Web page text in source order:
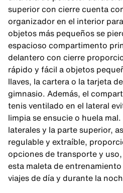
superior con cierre cuenta
organizador en el interior
objetos más pequeños se
espacioso compartimento
delantero con cierre
rápido y fácil a objetos
llaves, la cartera o la tarjeta
gimnasio. Además, el
tenis ventilado en el lateral
limpia se ensucie o huela
laterales y la parte superior,
regulable y extraíble,
opciones de transporte y
esta maleta de
viajes de día y durante la